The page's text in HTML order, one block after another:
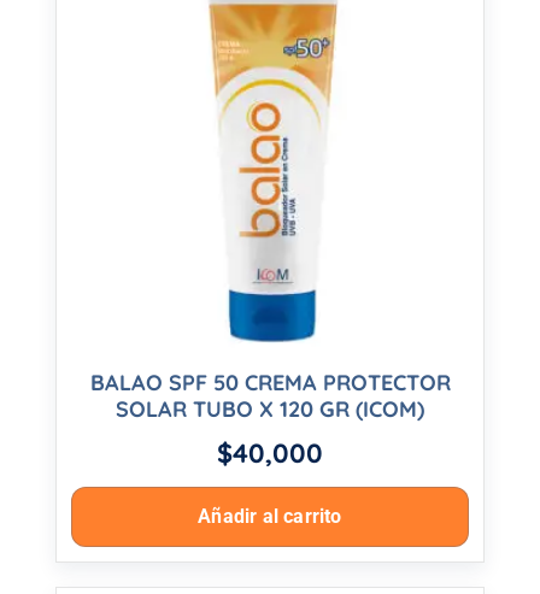
BALAO SPF 50 CREMA PROTECTOR
SOLAR TUBO X 120 GR (ICOM)
$40,000
Añadir al carrito